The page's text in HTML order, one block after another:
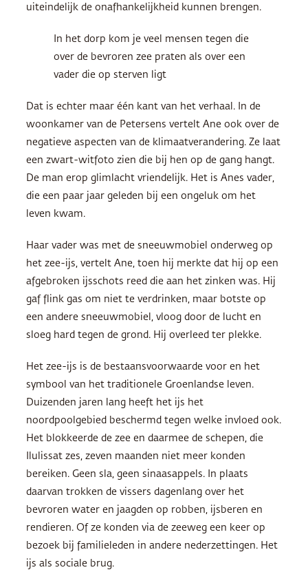
uiteindelijk de onafhankelijkheid kunnen brengen.
In het dorp kom je veel mensen tegen die
over de bevroren zee praten als over een
vader die op sterven ligt
Dat is echter maar één kant van het verhaal. In de
woonkamer van de Petersens vertelt Ane ook over de
negatieve aspecten van de klimaatverandering. Ze laat
een zwart-witfoto zien die bij hen op de gang hangt.
De man erop glimlacht vriendelijk. Het is Anes vader,
die een paar jaar geleden bij een ongeluk om het
leven kwam.
Haar vader was met de sneeuwmobiel onderweg op
het zee-ijs, vertelt Ane, toen hij merkte dat hij op een
afgebroken ijsschots reed die aan het zinken was. Hij
gaf flink gas om niet te verdrinken, maar botste op
een andere sneeuwmobiel, vloog door de lucht en
sloeg hard tegen de grond. Hij overleed ter plekke.
Het zee-ijs is de bestaansvoorwaarde voor en het
symbool van het traditionele Groenlandse leven.
Duizenden jaren lang heeft het ijs het
noordpoolgebied beschermd tegen welke invloed ook.
Het blokkeerde de zee en daarmee de schepen, die
Ilulissat zes, zeven maanden niet meer konden
bereiken. Geen sla, geen sinaasappels. In plaats
daarvan trokken de vissers dagenlang over het
bevroren water en jaagden op robben, ijsberen en
rendieren. Of ze konden via de zeeweg een keer op
bezoek bij familieleden in andere nederzettingen. Het
ijs als sociale brug.